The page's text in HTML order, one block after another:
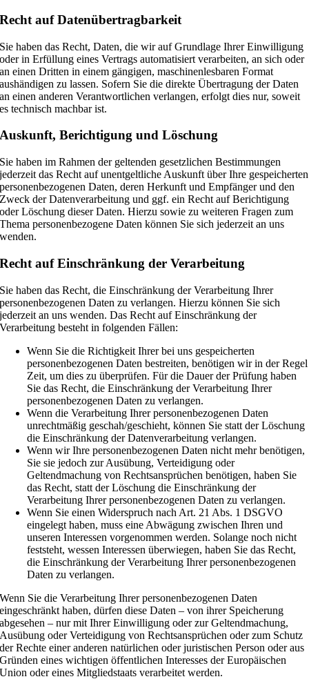
Recht auf Daten­übertrag­barkeit
Sie haben das Recht, Daten, die wir auf Grundlage Ihrer Einwilligung
oder in Erfüllung eines Vertrags automatisiert verarbeiten, an sich oder
an einen Dritten in einem gängigen, maschinenlesbaren Format
aushändigen zu lassen. Sofern Sie die direkte Übertragung der Daten
an einen anderen Verantwortlichen verlangen, erfolgt dies nur, soweit
es technisch machbar ist.
Auskunft, Berichtigung und Löschung
Sie haben im Rahmen der geltenden gesetzlichen Bestimmungen
jederzeit das Recht auf unentgeltliche Auskunft über Ihre gespeicherten
personenbezogenen Daten, deren Herkunft und Empfänger und den
Zweck der Datenverarbeitung und ggf. ein Recht auf Berichtigung
oder Löschung dieser Daten. Hierzu sowie zu weiteren Fragen zum
Thema personenbezogene Daten können Sie sich jederzeit an uns
wenden.
Recht auf Einschränkung der Verarbeitung
Sie haben das Recht, die Einschränkung der Verarbeitung Ihrer
personenbezogenen Daten zu verlangen. Hierzu können Sie sich
jederzeit an uns wenden. Das Recht auf Einschränkung der
Verarbeitung besteht in folgenden Fällen:
Wenn Sie die Richtigkeit Ihrer bei uns gespeicherten
personenbezogenen Daten bestreiten, benötigen wir in der Regel
Zeit, um dies zu überprüfen. Für die Dauer der Prüfung haben
Sie das Recht, die Einschränkung der Verarbeitung Ihrer
personenbezogenen Daten zu verlangen.
Wenn die Verarbeitung Ihrer personenbezogenen Daten
unrechtmäßig geschah/geschieht, können Sie statt der Löschung
die Einschränkung der Datenverarbeitung verlangen.
Wenn wir Ihre personenbezogenen Daten nicht mehr benötigen,
Sie sie jedoch zur Ausübung, Verteidigung oder
Geltendmachung von Rechtsansprüchen benötigen, haben Sie
das Recht, statt der Löschung die Einschränkung der
Verarbeitung Ihrer personenbezogenen Daten zu verlangen.
Wenn Sie einen Widerspruch nach Art. 21 Abs. 1 DSGVO
eingelegt haben, muss eine Abwägung zwischen Ihren und
unseren Interessen vorgenommen werden. Solange noch nicht
feststeht, wessen Interessen überwiegen, haben Sie das Recht,
die Einschränkung der Verarbeitung Ihrer personenbezogenen
Daten zu verlangen.
Wenn Sie die Verarbeitung Ihrer personenbezogenen Daten
eingeschränkt haben, dürfen diese Daten – von ihrer Speicherung
abgesehen – nur mit Ihrer Einwilligung oder zur Geltendmachung,
Ausübung oder Verteidigung von Rechtsansprüchen oder zum Schutz
der Rechte einer anderen natürlichen oder juristischen Person oder aus
Gründen eines wichtigen öffentlichen Interesses der Europäischen
Union oder eines Mitgliedstaats verarbeitet werden.